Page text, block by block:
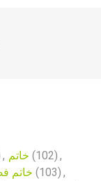
, خاتم (102) ,
خاتم (103) ,